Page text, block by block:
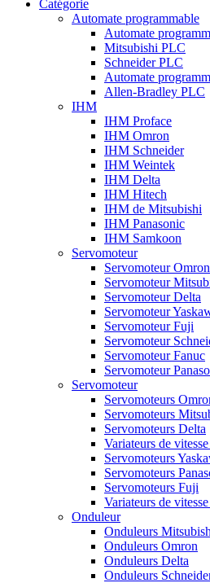
Catégorie
Automate programmable
Automate
Mitsubishi PLC
Schneider PLC
Automate
Allen-Bradley PLC
IHM
IHM Proface
IHM Omron
IHM Schneider
IHM Weintek
IHM Delta
IHM Hitech
IHM de Mitsubishi
IHM Panasonic
IHM Samkoon
Servomoteur
Servomoteur Omron
Servomoteur
Servomoteur Delta
Servomoteur
Servomoteur Fuji
Servomoteur
Servomoteur Fanuc
Servomoteur
Servomoteur
Servomoteurs
Servomoteurs
Servomoteurs Delta
Variateurs de
Servomoteurs
Servomoteurs
Servomoteurs Fuji
Variateurs de
Onduleur
Onduleurs
Onduleurs Omron
Onduleurs Delta
Onduleurs